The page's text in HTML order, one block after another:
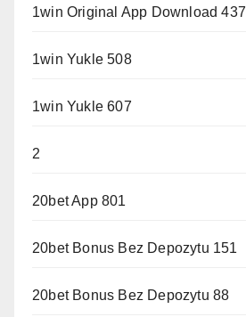
1win Original App Download 437
1win Yukle 508
1win Yukle 607
2
20bet App 801
20bet Bonus Bez Depozytu 151
20bet Bonus Bez Depozytu 88